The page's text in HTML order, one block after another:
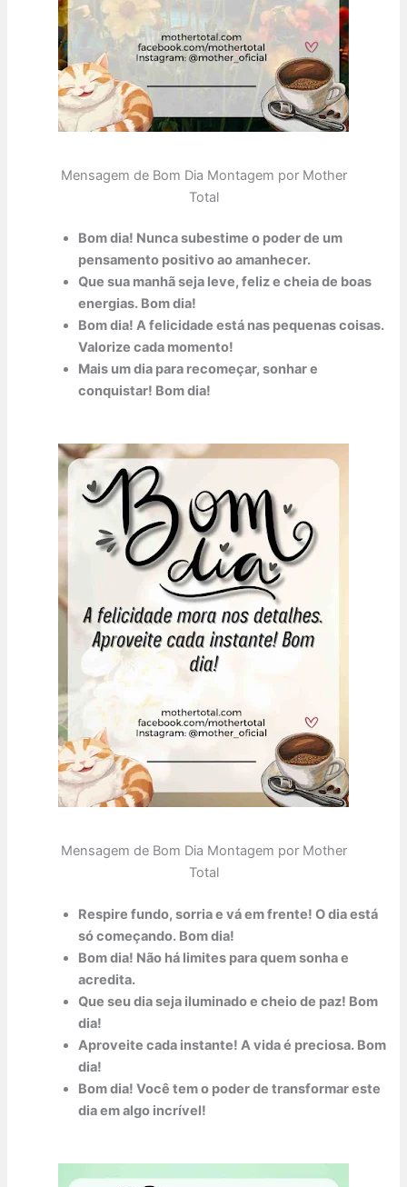
Mensagem de Bom Dia Montagem por Mother
Total
Bom dia! Nunca subestime o poder de um
pensamento positivo ao amanhecer.
Que sua manhã seja leve, feliz e cheia de boas
energias. Bom dia!
Bom dia! A felicidade está nas pequenas coisas.
Valorize cada momento!
Mais um dia para recomeçar, sonhar e
conquistar! Bom dia!
Mensagem de Bom Dia Montagem por Mother
Total
Respire fundo, sorria e vá em frente! O dia está
só começando. Bom dia!
Bom dia! Não há limites para quem sonha e
acredita.
Que seu dia seja iluminado e cheio de paz! Bom
dia!
Aproveite cada instante! A vida é preciosa. Bom
dia!
Bom dia! Você tem o poder de transformar este
dia em algo incrível!